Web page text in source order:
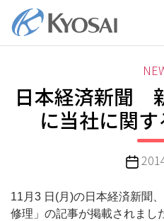
テ
カ
リ
ー
日本経済新聞
に当社に関
投
日
11月3 日(月)の日本経済新聞
修理」の記事が掲載されまし